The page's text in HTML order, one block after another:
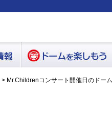
> Mr.Childrenコンサート開催日のドー